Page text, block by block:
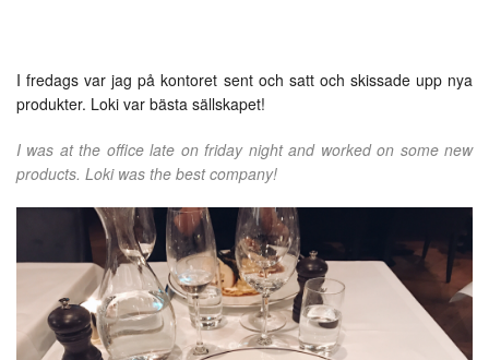
I fredags var jag på kontoret sent och satt och skissade upp nya
produkter. Loki var bästa sällskapet!
I was at the office late on friday night and worked on some new
products. Loki was the best company!